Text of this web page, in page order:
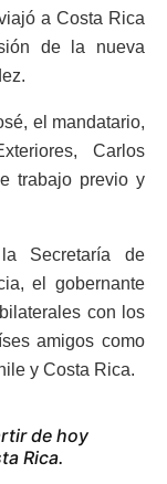
a Costa Rica
de la nueva
el mandatario,
Carlos
trabajo previo y
Secretaría de
el gobernante
con los
amigos como
y Costa Rica.
de hoy
Rica.